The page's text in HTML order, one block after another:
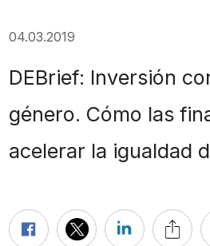
04.03.2019
DEBrief: Inversión
género. Cómo las
acelerar la igualdad